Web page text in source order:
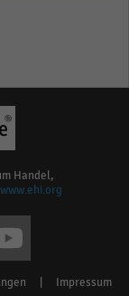
Handel,
www.ehi.org
Impressum